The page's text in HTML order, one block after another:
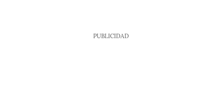
PUBLICIDAD